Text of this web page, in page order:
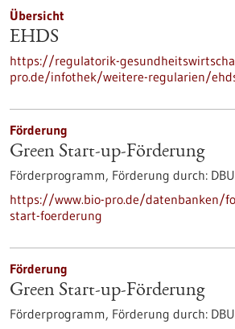
Übersicht
EHDS
https://regulatorik-
pro.de/infothek/weitere-regularien/
Förderung
Green Start-up-Förderung
Förderprogramm, Förderung durch: DBU
https://www.bio-pro.de/datenbanken/
start-foerderung
Förderung
Green Start-up-Förderung
Förderprogramm, Förderung durch: DBU